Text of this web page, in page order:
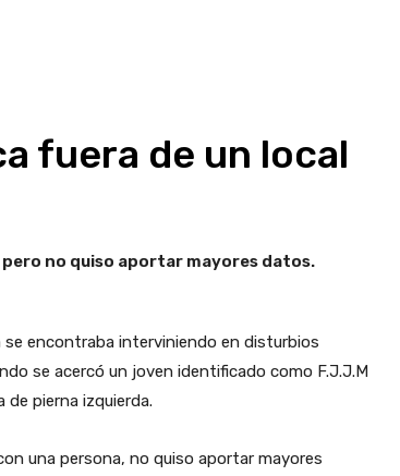
fuera de un local
no quiso aportar mayores datos.
se encontraba interviniendo en disturbios
se acercó un joven identificado como F.J.J.M
pierna izquierda.
una persona, no quiso aportar mayores